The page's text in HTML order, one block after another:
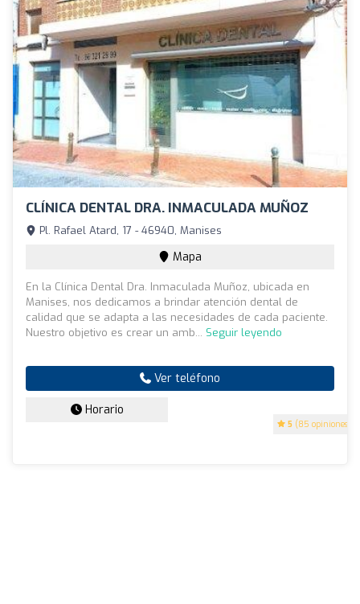
CLÍNICA DENTAL DRA. INMACULADA MUÑOZ
5 (85 opiniones)
Pl. Rafael Atard, 17 - 46940, Manises
Mapa
En la Clínica Dental Dra. Inmaculada Muñoz, ubicada en
Manises, nos dedicamos a brindar atención dental de
calidad que se adapta a las necesidades de cada paciente.
Nuestro objetivo es crear un amb... Seguir leyendo
Ver teléfono
Horario